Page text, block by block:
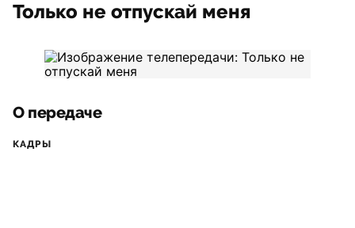
Только не отпускай меня
О передаче
КАДРЫ